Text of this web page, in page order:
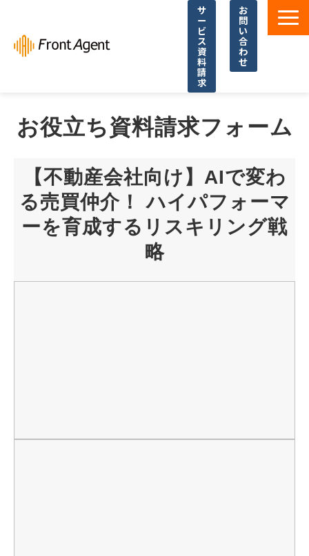
サ
ー
ビ
ス
資
料
請
求
お
問
い
合
わ
せ
よくあるご質問
お役立ち資料一覧
お役立ち記事・コラム
お役立ち資料請求フォーム
【不動産会社向け】AIで変わ
る売買仲介！ ハイパフォーマ
ーを育成するリスキリング戦
略